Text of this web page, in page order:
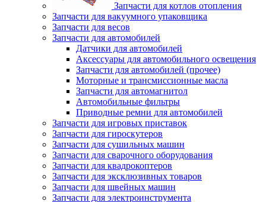
Запчасти для котлов отопления
Запчасти для вакуумного упаковщика
Запчасти для весов
Запчасти для автомобилей
Датчики для автомобилей
Аксессуары для автомобильного освещения
Запчасти для автомобилей (прочее)
Моторные и трансмиссионные масла
Запчасти для автомагнитол
Автомобильные фильтры
Приводные ремни для автомобилей
Запчасти для игровых приставок
Запчасти для гироскутеров
Запчасти для сушильных машин
Запчасти для сварочного оборудования
Запчасти для квадрокоптеров
Запчасти для эксклюзивных товаров
Запчасти для швейных машин
Запчасти для электроинструмента